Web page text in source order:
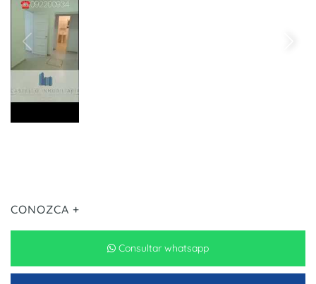
CONOZCA +
Consultar whatsapp